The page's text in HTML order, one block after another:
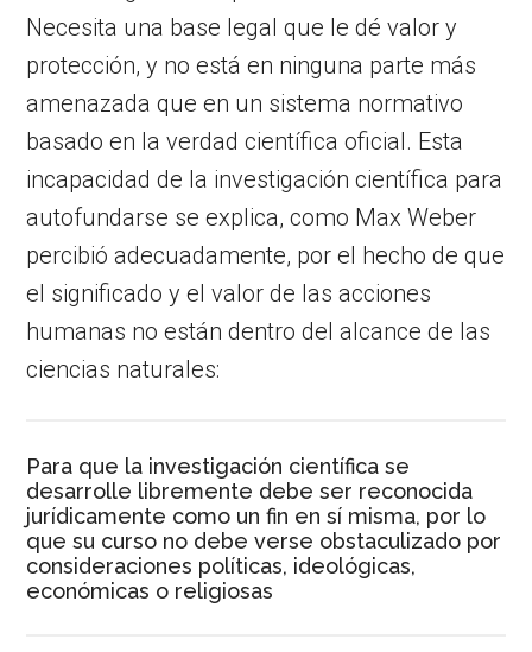
Necesita una base legal que le dé valor y
protección, y no está en ninguna parte más
amenazada que en un sistema normativo
basado en la verdad científica oficial. Esta
incapacidad de la investigación científica para
autofundarse se explica, como Max Weber
percibió adecuadamente, por el hecho de que
el significado y el valor de las acciones
humanas no están dentro del alcance de las
ciencias naturales:
Para que la investigación científica se
desarrolle libremente debe ser reconocida
jurídicamente como un fin en sí misma, por lo
que su curso no debe verse obstaculizado por
consideraciones políticas, ideológicas,
económicas o religiosas